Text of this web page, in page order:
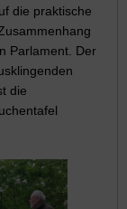
die praktische
Parlament. Der
die